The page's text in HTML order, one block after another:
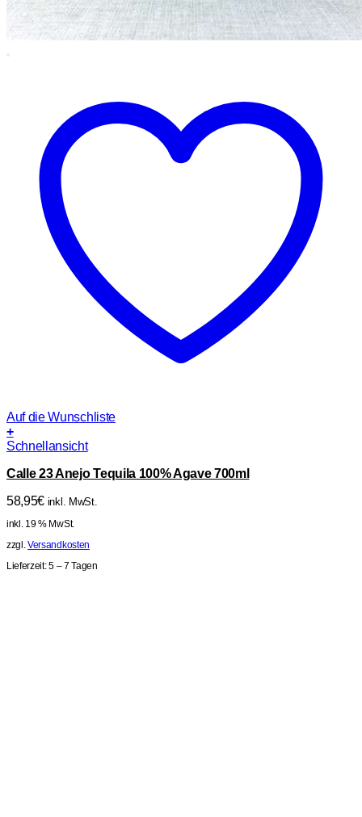
Auf die Wunschliste
+
Schnellansicht
Calle 23 Anejo Tequila 100% Agave 700ml
58,95€ inkl. MwSt.
inkl. 19 % MwSt.
zzgl.Versandkosten
Lieferzeit:5 – 7 Tagen